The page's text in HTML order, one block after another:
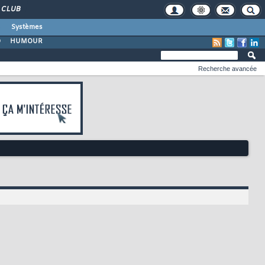
CLUB
Systèmes
HUMOUR
Recherche avancée